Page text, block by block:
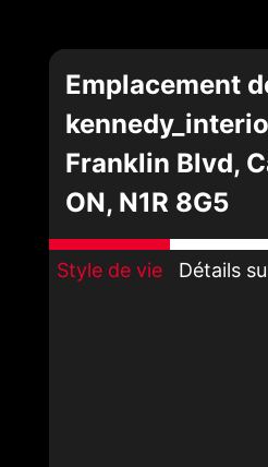
Emplacement
Franklin Blvd,
ON, N1R 8G5
Style de vie Détails